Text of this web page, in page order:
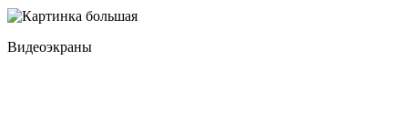
Видеоэкраны